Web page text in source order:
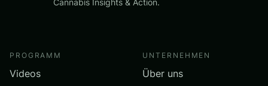
Cannabis Insights & Action.
PROGRAMM
Videos
UNTERNEHMEN
Über uns